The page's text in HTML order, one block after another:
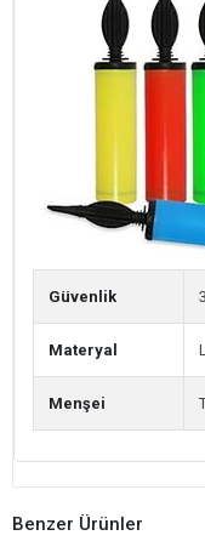
Güvenlik
Materyal
Menşei
Benzer Ürünler